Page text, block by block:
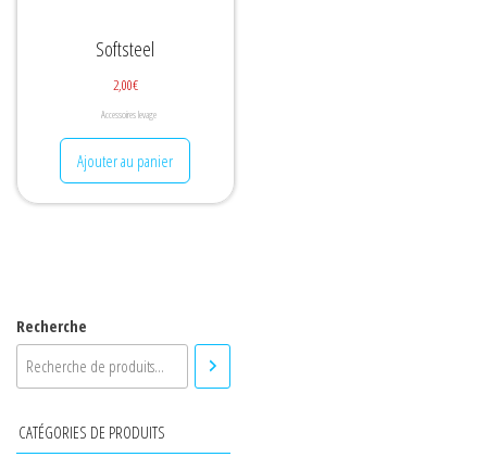
Softsteel
2,00€
Accessoires levage
Ajouter au panier
Recherche
CATÉGORIES DE PRODUITS